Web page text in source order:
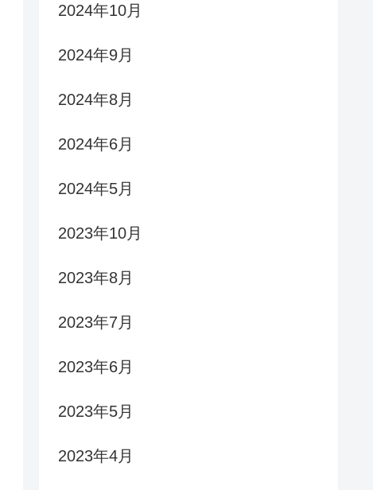
2024年10月
2024年9月
2024年8月
2024年6月
2024年5月
2023年10月
2023年8月
2023年7月
2023年6月
2023年5月
2023年4月